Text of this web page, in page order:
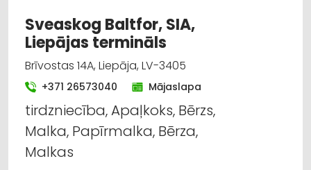
Sveaskog Baltfor, SIA,
Liepājas termināls
Brīvostas 14A, Liepāja, LV-3405
+371 26573040 Mājaslapa
tirdzniecība, Apaļkoks, Bērzs,
Malka, Papīrmalka, Bērza,
Malkas